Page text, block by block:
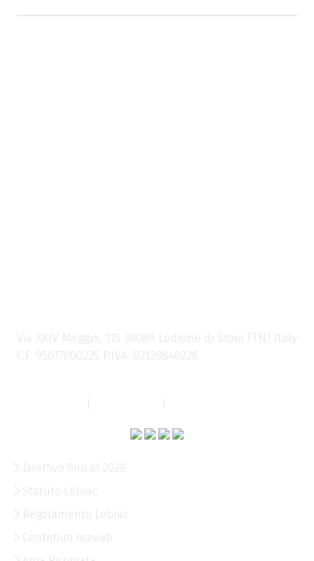
Via XXIV Maggio, 115 38089 Lodrone di Storo (TN) Italy
C.F. 95017000225 P.IVA: 02128840226
Direttivo fino al 2028
Statuto Lebrac
Regolamento Lebrac
Contributi ricevuti